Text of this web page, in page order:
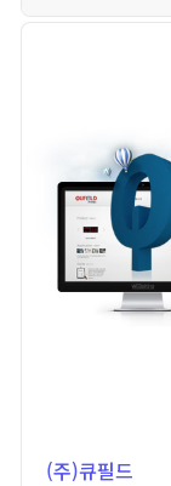
(주)큐필드